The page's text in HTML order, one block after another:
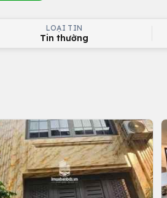
LOẠI TIN
Tin thường